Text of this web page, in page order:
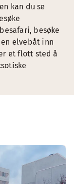
kan du se
besøke
elvebåt inn
et flott sted å